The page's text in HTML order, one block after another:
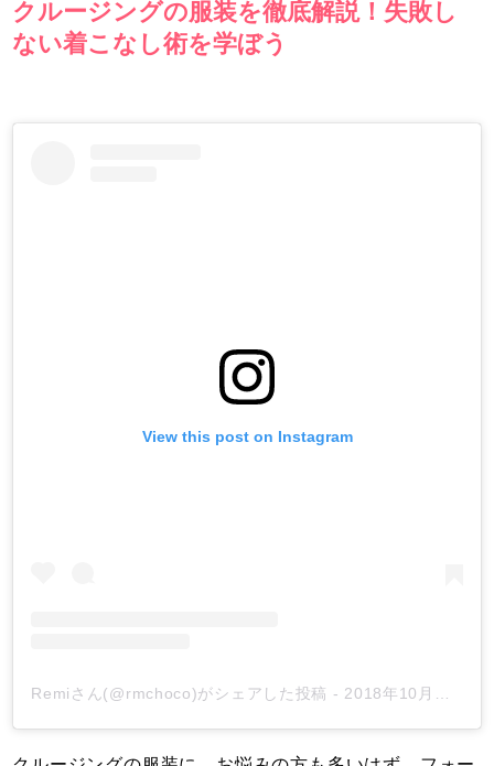
クルージングの服装を徹底解説！失敗し
ない着こなし術を学ぼう
View this post on Instagram
Remiさん(@rmchoco)がシェアした投稿 - 2018年10月月29日午前5時15分PDT